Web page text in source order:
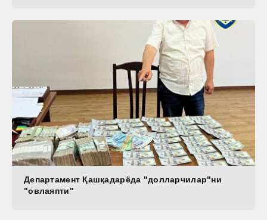
Департамент Қашқадарёда "долларчилар"ни
"овлаяпти"